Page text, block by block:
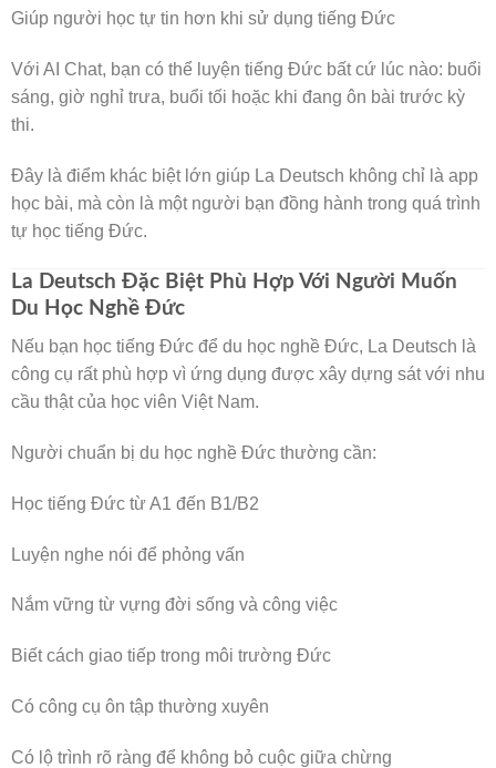
Giúp người học tự tin hơn khi sử dụng tiếng Đức
Với AI Chat, bạn có thể luyện tiếng Đức bất cứ lúc nào: buổi
sáng, giờ nghỉ trưa, buổi tối hoặc khi đang ôn bài trước kỳ
thi.
Đây là điểm khác biệt lớn giúp La Deutsch không chỉ là app
học bài, mà còn là một người bạn đồng hành trong quá trình
tự học tiếng Đức.
La Deutsch Đặc Biệt Phù Hợp Với Người Muốn
Du Học Nghề Đức
Nếu bạn học tiếng Đức để du học nghề Đức, La Deutsch là
công cụ rất phù hợp vì ứng dụng được xây dựng sát với nhu
cầu thật của học viên Việt Nam.
Người chuẩn bị du học nghề Đức thường cần:
Học tiếng Đức từ A1 đến B1/B2
Luyện nghe nói để phỏng vấn
Nắm vững từ vựng đời sống và công việc
Biết cách giao tiếp trong môi trường Đức
Có công cụ ôn tập thường xuyên
Có lộ trình rõ ràng để không bỏ cuộc giữa chừng